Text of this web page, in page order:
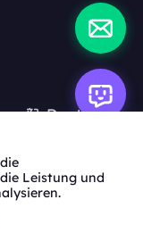
Deutsch
Leistung und